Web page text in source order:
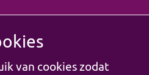
van cookies zodat